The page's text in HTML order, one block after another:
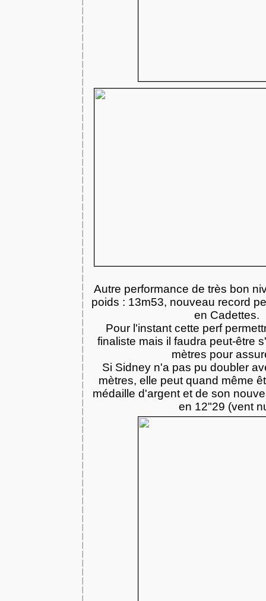
Autre performance de très bon
poids : 13m53, nouveau record
en Cadettes.
Pour l'instant cette perf
finaliste mais il faudra peut-être
mètres pour
Si Sidney n'a pas pu doubler
mètres, elle peut quand même
médaille d'argent et de son
en 12"29 (vent